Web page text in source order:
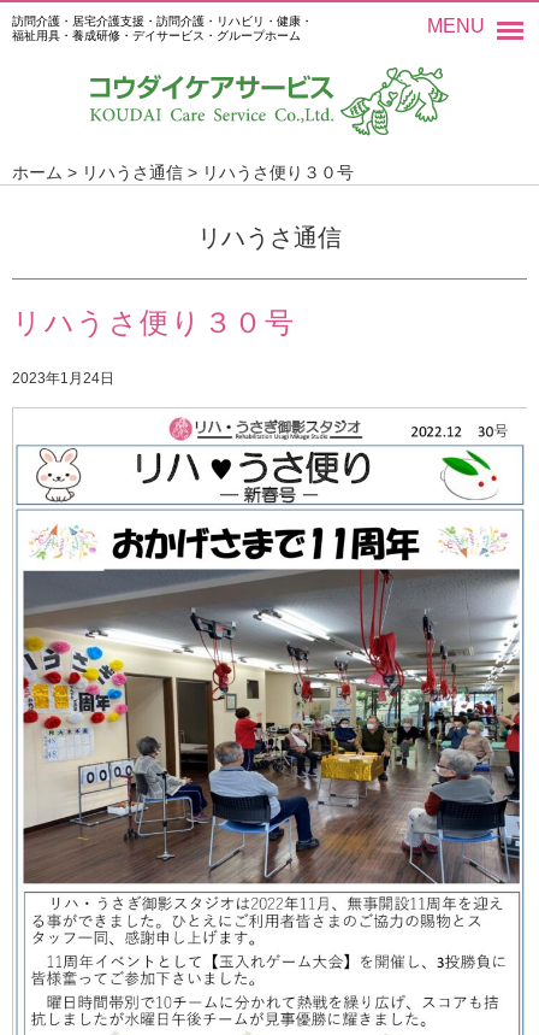
訪問介護・居宅介護支援・訪問介護・リハビリ・健康・
福祉用具・養成研修・デイサービス・グループホーム
MENU
ホーム > リハうさ通信 > リハうさ便り３０号
リハうさ通信
リハうさ便り３０号
2023年1月24日